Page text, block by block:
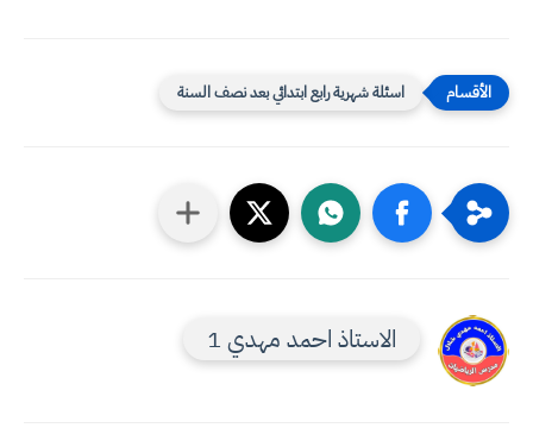
اسئلة شهرية رابع ابتدائي بعد نصف السنة
الاستاذ احمد مهدي 1